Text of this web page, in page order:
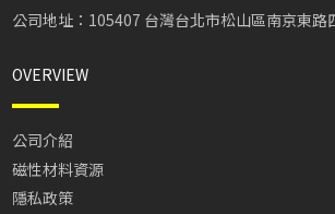
公司地址：105407 台灣台北市松山區南京東路
OVERVIEW
公司介紹
磁性材料資源
隱私政策